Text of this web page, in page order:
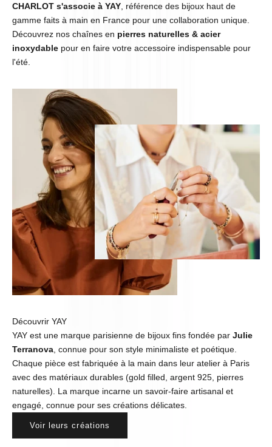
CHARLOT s'associe à YAY , référence des bijoux haut de
gamme faits à main en France pour une collaboration unique.
Découvrez nos chaînes en pierres naturelles & acier
inoxydable pour en faire votre accessoire indispensable pour
l'été.
Découvrir YAY
YAY est une marque parisienne de bijoux fins fondée par Julie
Terranova , connue pour son style minimaliste et poétique.
Chaque pièce est fabriquée à la main dans leur atelier à Paris
avec des matériaux durables (gold filled, argent 925, pierres
naturelles). La marque incarne un savoir-faire artisanal et
engagé, connue pour ses créations délicates.
Voir leurs créations